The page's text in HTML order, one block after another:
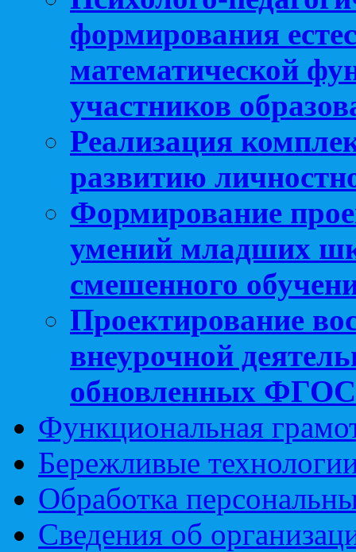
формирования
математической
участников
Реализация
развитию
Формирование
умений младших
смешенного
Проектирование
внеурочной
обновленных
Функциональная
Бережливые
Обработка
Сведения об